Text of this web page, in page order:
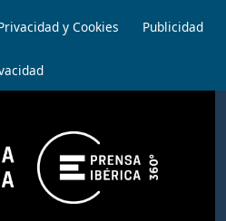
y Cookies Publicidad